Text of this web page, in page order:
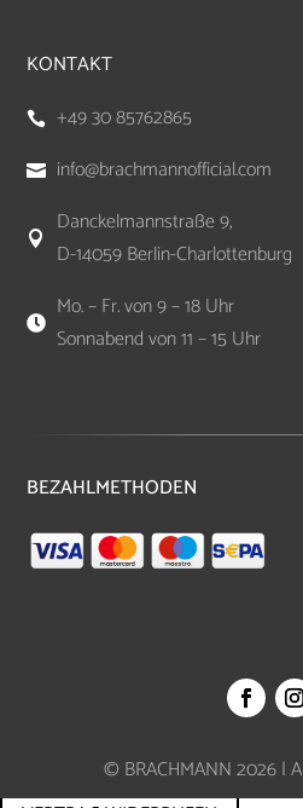
KONTAKT
 +49 30 85762865
 info@brachmannofficial.com

Danckelmannstraße 9,
D-14059 Berlin-Charlottenburg

Mo. – Fr. von 9 – 18 Uhr
Sonnabend von 11 – 15 Uhr
BEZAHLMETHODEN
© BRACHMANN 2026 |